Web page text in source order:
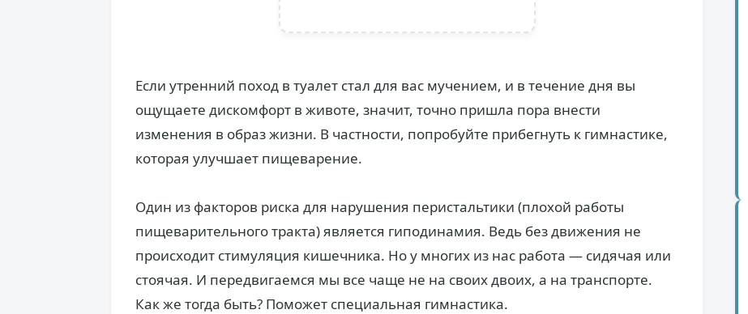
Если утренний поход в туалет стал для вас мучением, и в течение дня вы
ощущаете дискомфорт в животе, значит, точно пришла пора внести
изменения в образ жизни. В частности, попробуйте прибегнуть к гимнастике,
которая улучшает пищеварение.
Один из факторов риска для нарушения перистальтики (плохой работы
пищеварительного тракта) является гиподинамия. Ведь без движения не
происходит стимуляция кишечника. Но у многих из нас работа — сидячая или
стоячая. И передвигаемся мы все чаще не на своих двоих, а на транспорте.
Как же тогда быть? Поможет специальная гимнастика.